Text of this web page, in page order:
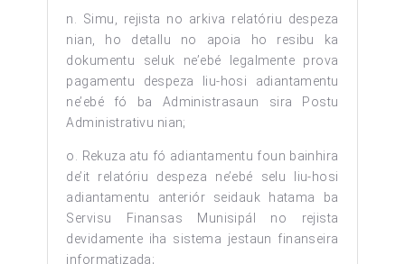
n. Simu, rejista no arkiva relatóriu despeza
nian, ho detallu no apoia ho resibu ka
dokumentu seluk ne’ebé legalmente prova
pagamentu despeza liu-hosi adiantamentu
ne’ebé fó ba Administrasaun sira Postu
Administrativu nian;
o. Rekuza atu fó adiantamentu foun bainhira
de’it relatóriu despeza ne’ebé selu liu-hosi
adiantamentu anteriór seidauk hatama ba
Servisu Finansas Munisipál no rejista
devidamente iha sistema jestaun finanseira
informatizada;